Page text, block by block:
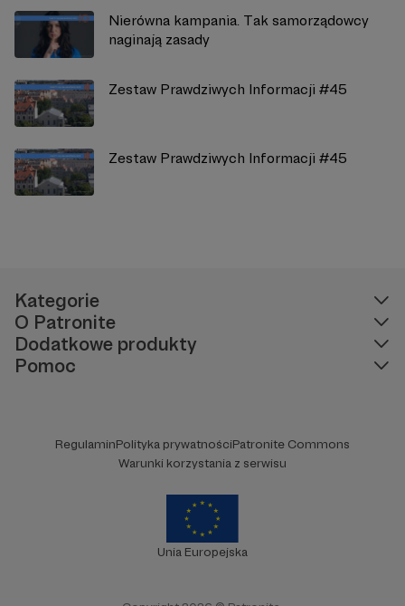
Nierówna kampania. Tak samorządowcy
naginają zasady
Zestaw Prawdziwych Informacji #45
Zestaw Prawdziwych Informacji #45
Kategorie
O Patronite
Dodatkowe produkty
Pomoc
RegulaminPolityka prywatnościPatronite Commons
Warunki korzystania z serwisu
Unia Europejska